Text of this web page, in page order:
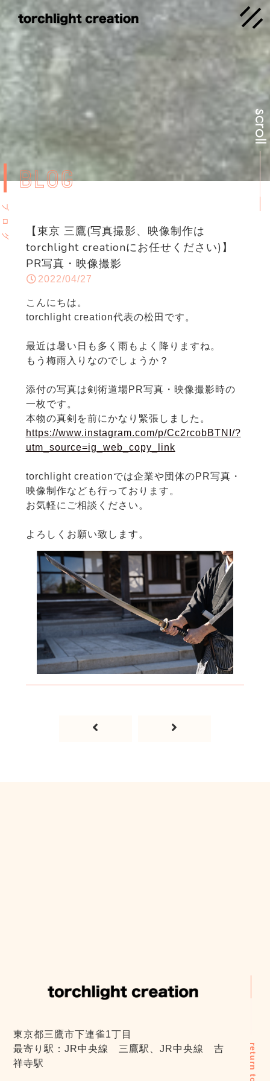
scroll
BLOG
ブ
ロ
グ
【東京 三鷹(写真撮影、映像制作は
torchlight creationにお任せください)】
PR写真・映像撮影
2022/04/27
こんにちは。
torchlight creation代表の松田です。
最近は暑い日も多く雨もよく降りますね。
もう梅雨入りなのでしょうか？
添付の写真は剣術道場PR写真・映像撮影時の
一枚です。
本物の真剣を前にかなり緊張しました。
https://www.instagram.com/p/Cc2rcobBTNI/?
utm_source=ig_web_copy_link
torchlight creationでは企業や団体のPR写真・
映像制作なども行っております。
お気軽にご相談ください。
よろしくお願い致します。
return top
東京都三鷹市下連雀1丁目
最寄り駅：JR中央線 三鷹駅、JR中央線 吉
祥寺駅